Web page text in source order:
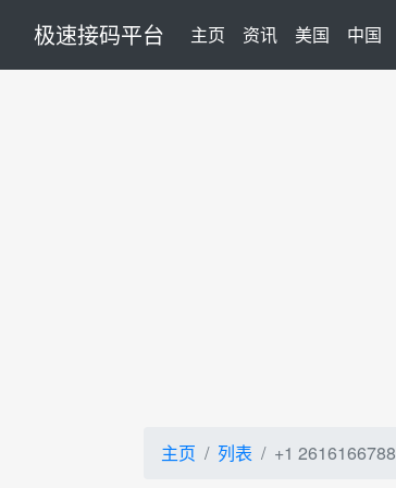
极速接码平台 主页 (current)
资讯 美国 中国
主页 列表 +1 2616166788